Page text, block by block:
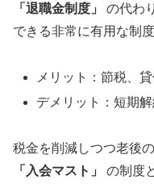
「退職金制度」
の代わ
できる非常に有用な制度
メリット：節税、
デメリット：短期
税金を削減しつつ老後
「入会マスト」
の制度